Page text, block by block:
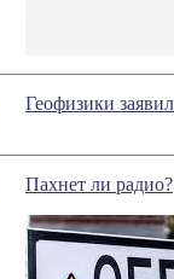
Геофизики
Пахнет ли радио?